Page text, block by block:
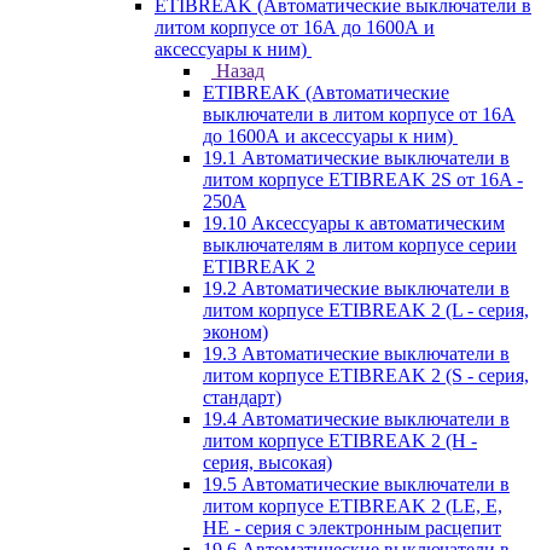
ETIBREAK (Автоматические выключатели в
литом корпусе от 16А до 1600А и
аксессуары к ним)
Назад
ETIBREAK (Автоматические
выключатели в литом корпусе от 16А
до 1600А и аксессуары к ним)
19.1 Автоматические выключатели в
литом корпусе ETIBREAK 2S от 16A -
250A
19.10 Аксессуары к автоматическим
выключателям в литом корпусе серии
ETIBREAK 2
19.2 Автоматические выключатели в
литом корпусе ETIBREAK 2 (L - серия,
эконом)
19.3 Автоматические выключатели в
литом корпусе ETIBREAK 2 (S - серия,
стандарт)
19.4 Автоматические выключатели в
литом корпусе ETIBREAK 2 (H -
серия, высокая)
19.5 Автоматические выключатели в
литом корпусе ETIBREAK 2 (LE, E,
HE - серия с электронным расцепит